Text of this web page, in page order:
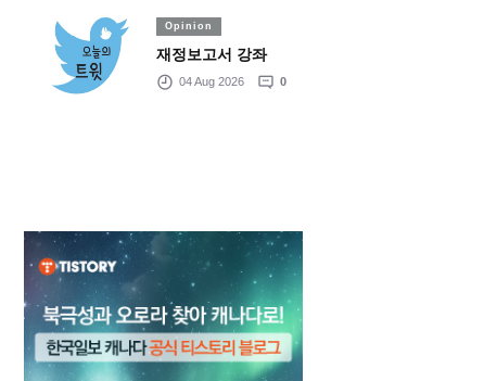
Opinion
재정보고서 강좌
04 Aug 2026 0